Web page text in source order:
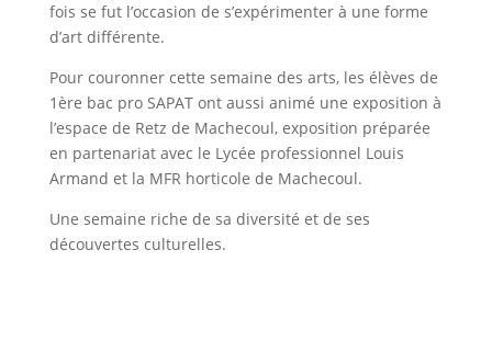
fois se fut l’occasion de s’expérimenter à une forme
d’art différente.
Pour couronner cette semaine des arts, les élèves de
1ère bac pro SAPAT ont aussi animé une exposition à
l’espace de Retz de Machecoul, exposition préparée
en partenariat avec le Lycée professionnel Louis
Armand et la MFR horticole de Machecoul.
Une semaine riche de sa diversité et de ses
découvertes culturelles.